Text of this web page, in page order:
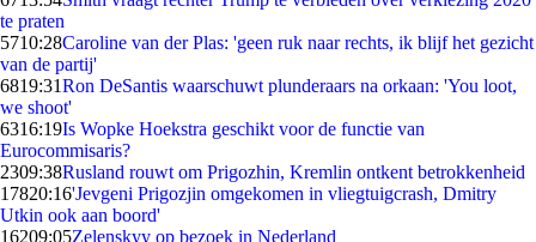
te praten
5710:28Caroline van der Plas: 'geen ruk naar rechts, ik blijf het gezicht
van de partij'
6819:31Ron DeSantis waarschuwt plunderaars na orkaan: 'You loot,
we shoot'
6316:19Is Wopke Hoekstra geschikt voor de functie van
Eurocommisaris?
2309:38Rusland rouwt om Prigozhin, Kremlin ontkent betrokkenheid
17820:16'Jevgeni Prigozjin omgekomen in vliegtuigcrash, Dmitry
Utkin ook aan boord'
16209:05Zelenskyy op bezoek in Nederland